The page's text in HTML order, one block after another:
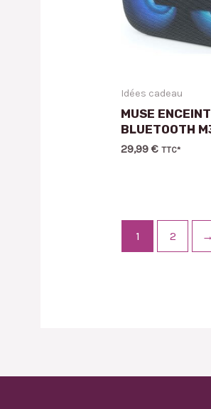
Idées cadeau
MUSE
BLUETOOTH
29,99€ TTC*
1 2 →